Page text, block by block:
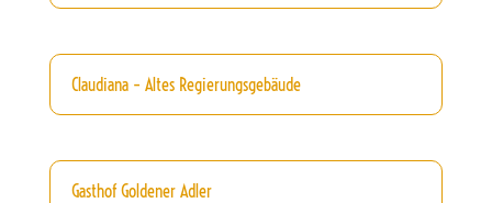
Claudiana – Altes Regierungsgebäude
Gasthof Goldener Adler